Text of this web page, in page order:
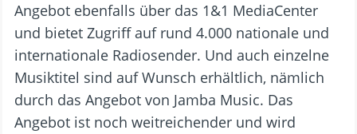
Angebot ebenfalls über das 1&1 MediaCenter
und bietet Zugriff auf rund 4.000 nationale und
internationale Radiosender. Und auch einzelne
Musiktitel sind auf Wunsch erhältlich, nämlich
durch das Angebot von Jamba Music. Das
Angebot ist noch weitreichender und wird